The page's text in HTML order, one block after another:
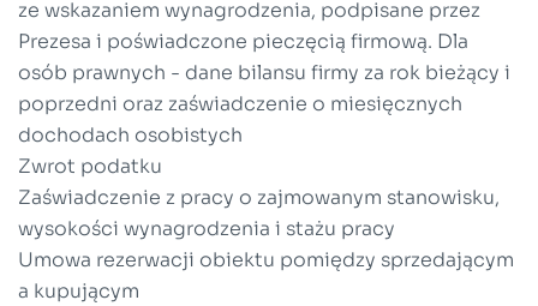
ze wskazaniem wynagrodzenia, podpisane przez
Prezesa i poświadczone pieczęcią firmową. Dla
osób prawnych - dane bilansu firmy za rok bieżący i
poprzedni oraz zaświadczenie o miesięcznych
dochodach osobistych
Zwrot podatku
Zaświadczenie z pracy o zajmowanym stanowisku,
wysokości wynagrodzenia i stażu pracy
Umowa rezerwacji obiektu pomiędzy sprzedającym
a kupującym